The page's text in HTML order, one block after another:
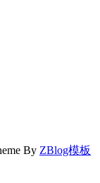
By ZBlog模板